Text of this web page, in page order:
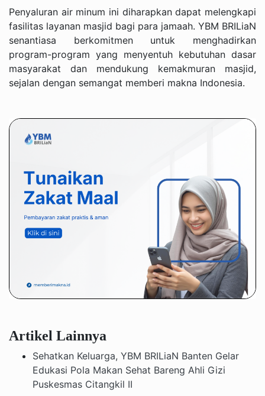
Penyaluran air minum ini diharapkan dapat melengkapi
fasilitas layanan masjid bagi para jamaah. YBM BRILiaN
senantiasa berkomitmen untuk menghadirkan
program-program yang menyentuh kebutuhan dasar
masyarakat dan mendukung kemakmuran masjid,
sejalan dengan semangat memberi makna Indonesia.
Artikel Lainnya
Sehatkan Keluarga, YBM BRILiaN Banten Gelar
Edukasi Pola Makan Sehat Bareng Ahli Gizi
Puskesmas Citangkil II